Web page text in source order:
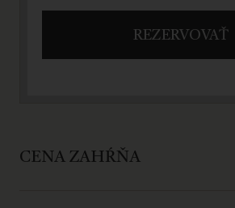
REZERVOVAŤ
CENA ZAHŔŇA